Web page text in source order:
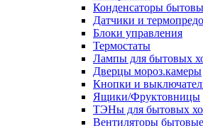
Конденсаторы
Датчики и
Блоки управления
Термостаты
Лампы для бытовых
Дверцы мороз.камеры
Кнопки и
Ящики/Фруктовницы
ТЭНы для бытовых
Вентиляторы бытовые